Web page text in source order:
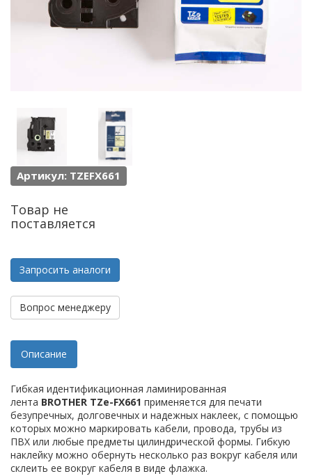
Артикул: TZEFX661
Товар не
поставляется
Запросить аналоги
Вопрос менеджеру
Описание
Гибкая идентификационная ламинированная
лента BROTHER TZe-FX661 применяется для печати
безупречных, долговечных и надежных наклеек, с помощью
которых можно маркировать кабели, провода, трубы из
ПВХ или любые предметы цилиндрической формы. Гибкую
наклейку можно обернуть несколько раз вокруг кабеля или
склеить ее вокруг кабеля в виде флажка.